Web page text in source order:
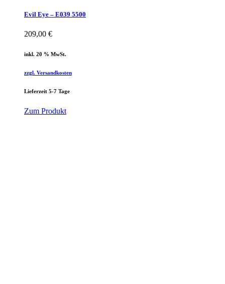
Evil Eye – E039 5500
209,00 €
inkl. 20 % MwSt.
zzgl. Versandkosten
Lieferzeit 5-7 Tage
Zum Produkt